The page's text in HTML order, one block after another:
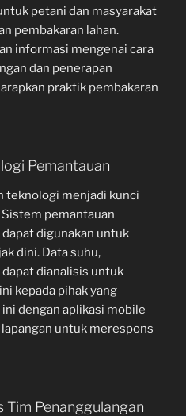
petani dan masyarakat
pembakaran lahan.
informasi mengenai cara
dan penerapan
praktik pembakaran
Pemantauan
teknologi menjadi kunci
pemantauan
digunakan untuk
dini. Data suhu,
dianalisis untuk
kepada pihak yang
dengan aplikasi mobile
untuk merespons
Tim Penanggulangan